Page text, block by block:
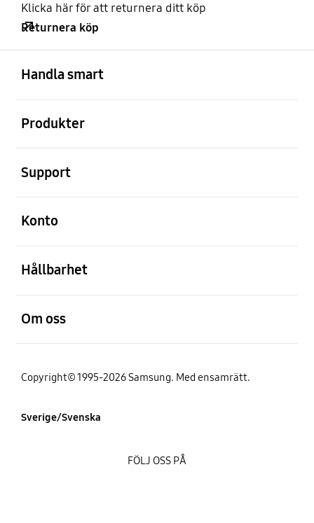
Klicka här för att returnera ditt köp
Returnera köp
Handla smart
Produkter
Support
Konto
Hållbarhet
Om oss
Copyright© 1995-2026 Samsung. Med ensamrätt.
Sverige/Svenska
FÖLJ OSS PÅ